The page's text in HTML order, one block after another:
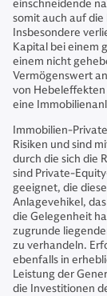
einschneidende
somit auch auf
Insbesondere
Kapital bei einem
einem nicht
Vermögenswert
von Hebeleffekten
eine
Immobilien-
Risiken und sind
durch die sich die
sind Private-
geeignet, die
Anlagevehikel,
die Gelegenheit
zugrunde
zu verhandeln.
ebenfalls in
Leistung der
die Investitionen